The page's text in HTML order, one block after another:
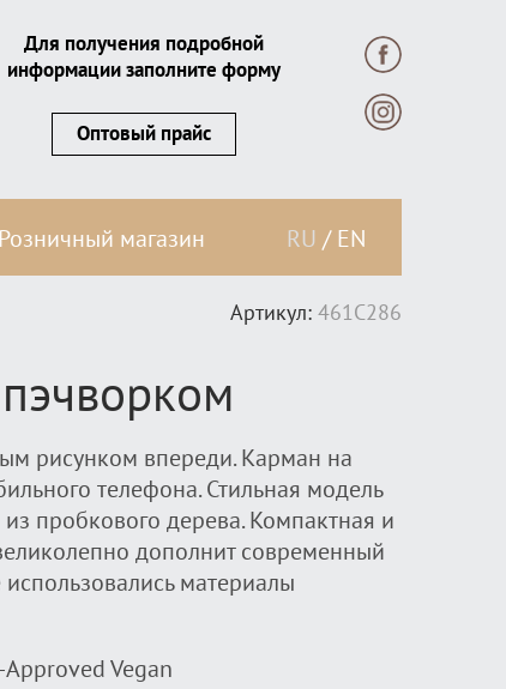
Для получения подробной
информации заполните форму
Оптовый прайс
Розничный магазин RU / EN
Артикул: 461C286
рисунком впереди. Карман на
телефона. Стильная модель
пробкового дерева. Компактная и
дополнит современный
материалы
Vegan